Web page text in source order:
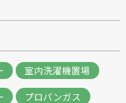
室内洗濯機置場
プロパンガス